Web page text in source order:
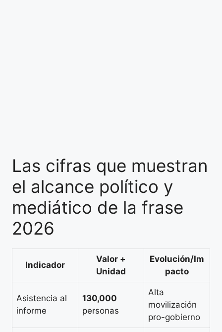
Las cifras que muestran
el alcance político y
mediático de la frase
2026
Indicador
Valor +
Unidad
Evolución/Im
pacto
Asistencia al
informe
130,000
personas
Alta
movilización
pro-gobierno